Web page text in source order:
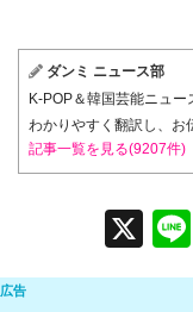
ダンミ ニュース部
K-POP＆韓国芸能ニュ
わかりやすく翻訳し、お
記事一覧を見る(9207件)
X